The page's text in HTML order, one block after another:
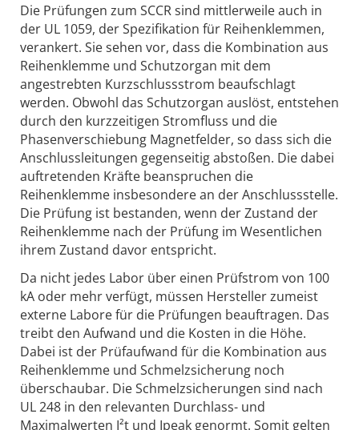
Die Prüfungen zum SCCR sind mittlerweile auch in
der UL 1059, der Spezifikation für Reihenklemmen,
verankert. Sie sehen vor, dass die Kombination aus
Reihenklemme und Schutzorgan mit dem
angestrebten Kurzschlussstrom beaufschlagt
werden. Obwohl das Schutzorgan auslöst, entstehen
durch den kurzzeitigen Stromfluss und die
Phasenverschiebung Magnetfelder, so dass sich die
Anschlussleitungen gegenseitig abstoßen. Die dabei
auftretenden Kräfte beanspruchen die
Reihenklemme insbesondere an der Anschlussstelle.
Die Prüfung ist bestanden, wenn der Zustand der
Reihenklemme nach der Prüfung im Wesentlichen
ihrem Zustand davor entspricht.
Da nicht jedes Labor über einen Prüfstrom von 100
kA oder mehr verfügt, müssen Hersteller zumeist
externe Labore für die Prüfungen beauftragen. Das
treibt den Aufwand und die Kosten in die Höhe.
Dabei ist der Prüfaufwand für die Kombination aus
Reihenklemme und Schmelzsicherung noch
überschaubar. Die Schmelzsicherungen sind nach
UL 248 in den relevanten Durchlass- und
Maximalwerten I²t und Ipeak genormt. Somit gelten